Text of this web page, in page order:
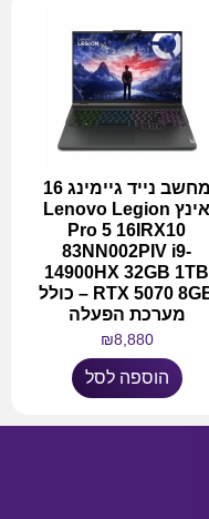
מחשב נייד גיימינג 16
אינץ Lenovo Legion
Pro 5 16IRX10
83NN002PIV i9-
14900HX 32GB 1TB
RTX 5070 8GB – כולל
מערכת הפעלה
₪8,880
הוספה לסל